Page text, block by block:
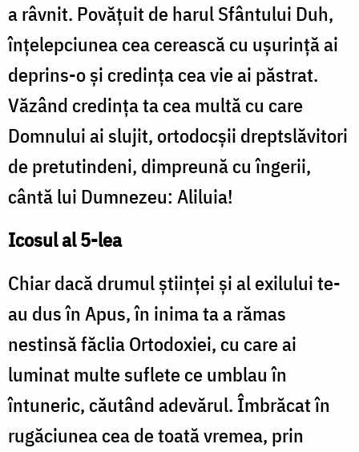
a râvnit. Povăţuit de harul Sfântului Duh,
înţelepciunea cea cerească cu uşurinţă ai
deprins-o şi credinţa cea vie ai păstrat.
Văzând credinţa ta cea multă cu care
Domnului ai slujit, ortodocşii dreptslăvitori
de pretutindeni, dimpreună cu îngerii,
cântă lui Dumnezeu: Aliluia!
Icosul al 5-lea
Chiar dacă drumul ştiinţei şi al exilului te-
au dus în Apus, în inima ta a rămas
nestinsă făclia Ortodoxiei, cu care ai
luminat multe suflete ce umblau în
întuneric, căutând adevărul. Îmbrăcat în
rugăciunea cea de toată vremea, prin